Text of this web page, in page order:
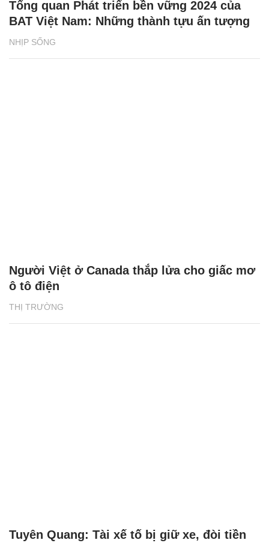
NHỊP SỐNG
Tổng quan Phát triển bền vững 2024 của
BAT Việt Nam: Những thành tựu ấn tượng
THỊ TRƯỜNG
Người Việt ở Canada thắp lửa cho giấc mơ
ô tô điện
Tuyên Quang: Tài xế tố bị giữ xe, đòi tiền